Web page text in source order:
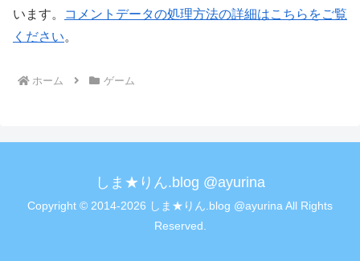
います。
コメントデータの処理方法の詳細はこちらをご覧
ください。
ホーム ゲーム
しま★りん.blog @ayurina
Copyright © 2014-2026 しま★りん.blog @ayurina All Rights
Reserved.